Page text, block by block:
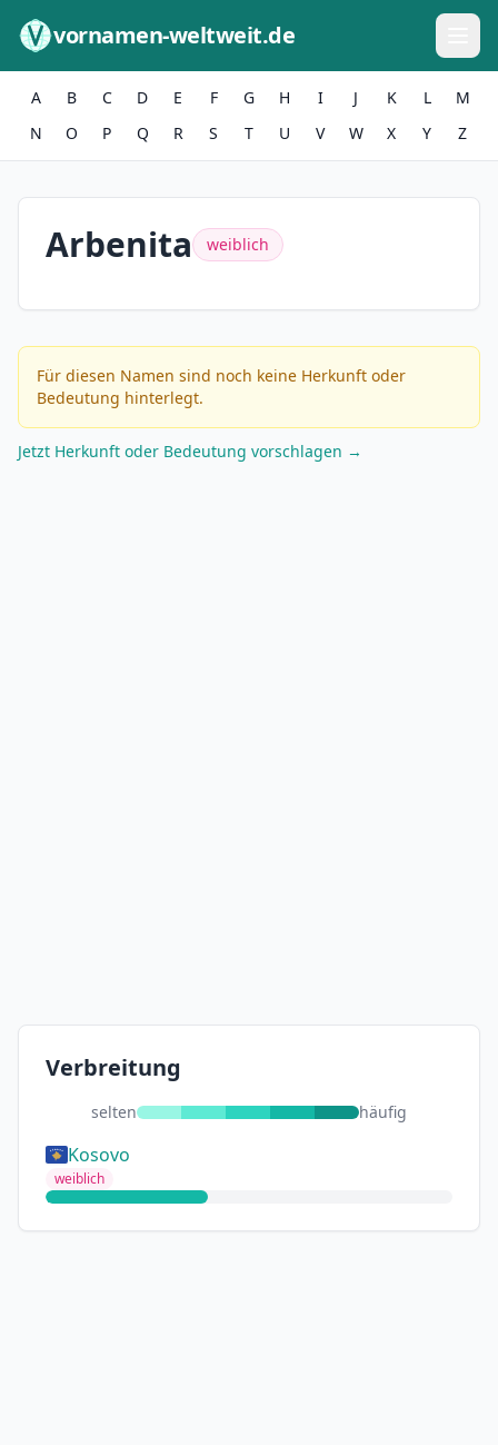
vornamen-weltweit.de
A B C D E F G H I J K L
M
N
O P Q R S T U V W X Y Z
Arbenita weiblich
Für diesen Namen sind noch keine Herkunft oder
Bedeutung hinterlegt.
Jetzt Herkunft oder Bedeutung vorschlagen →
Verbreitung
selten häufig
Kosovo
weiblich